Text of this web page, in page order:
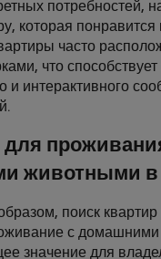
потребностей,
которая
часто
что
и интерактивного
для
животными в
поиск квартир
с
значение для